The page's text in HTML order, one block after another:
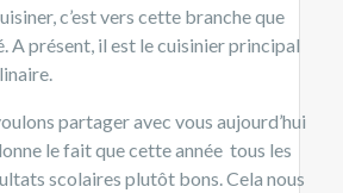
c’est vers cette branche que
A présent, il est le cuisinier principal
partager avec vous aujourd’hui
le fait que cette année tous les
scolaires plutôt bons. Cela nous